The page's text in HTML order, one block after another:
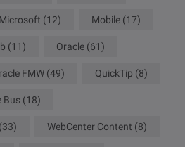
Microsoft (12) Mobile (17)
(11) Oracle (61)
FMW (49) QuickTip (8)
Bus (18)
(33) WebCenter Content (8)